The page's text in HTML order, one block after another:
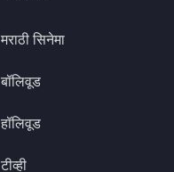
मराठी सिनेमा
बॉलिवूड
हॉलिवूड
टीव्ही